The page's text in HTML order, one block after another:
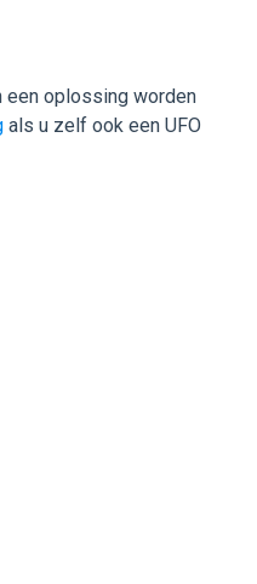
een oplossing worden
als u zelf ook een UFO